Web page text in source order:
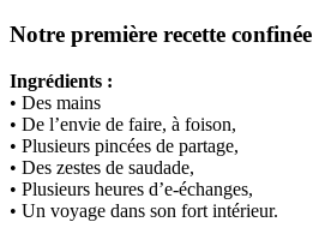
Notre première recette confinée
Ingrédients :
• Des mains
• De l’envie de faire, à foison,
• Plusieurs pincées de partage,
• Des zestes de saudade,
• Plusieurs heures d’e-échanges,
• Un voyage dans son fort intérieur.